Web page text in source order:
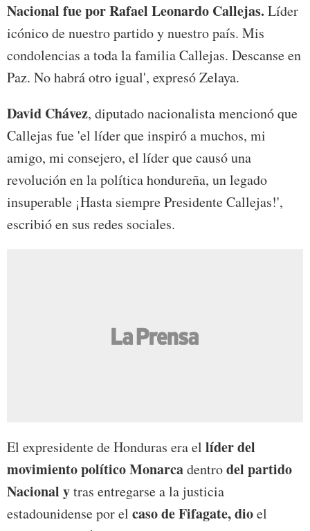
Nacional fue por Rafael Leonardo Callejas. Líder
icónico de nuestro partido y nuestro país. Mis
condolencias a toda la familia Callejas. Descanse en
Paz. No habrá otro igual', expresó Zelaya.
David Chávez, diputado nacionalista mencionó que
Callejas fue 'el líder que inspiró a muchos, mi
amigo, mi consejero, el líder que causó una
revolución en la política hondureña, un legado
insuperable ¡Hasta siempre Presidente Callejas!',
escribió en sus redes sociales.
El expresidente de Honduras era el líder del
movimiento político Monarcadentrodel partido
Nacional ytras entregarse a la justicia
estadounidense por el caso de Fifagate, dioel